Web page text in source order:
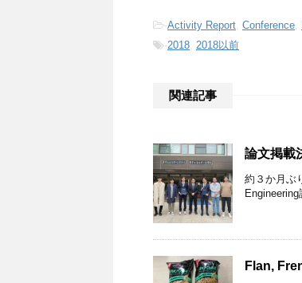
-Activity Report, Conference,
-2018, 2018以前
関連記事
論文掲載
約３か月ぶ
Flan,